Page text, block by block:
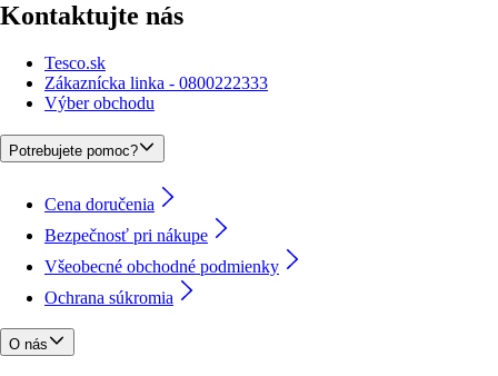
Kontaktujte nás
Tesco.sk
Zákaznícka linka - 0800222333
Výber obchodu
Potrebujete pomoc?
Cena doručenia
Bezpečnosť pri nákupe
Všeobecné obchodné podmienky
Ochrana súkromia
O nás